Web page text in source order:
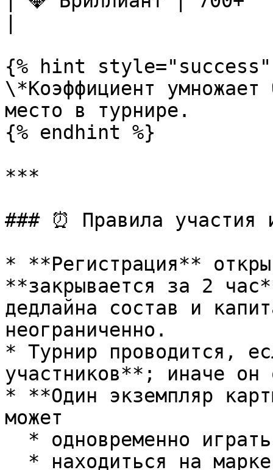
{% hint style="success"
\*Коэффициент умножает
место в турнире.
{% endhint %}
***
### ⏰ Правила участия
* **Регистрация**
**закрывается за 2
дедлайна состав и
неограниченно.
* Турнир проводится,
участников**; иначе он
* **Один экземпляр
может